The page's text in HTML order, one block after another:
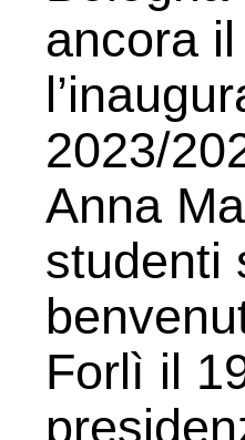
ancora
2023/
Anna
studenti
Forlì il